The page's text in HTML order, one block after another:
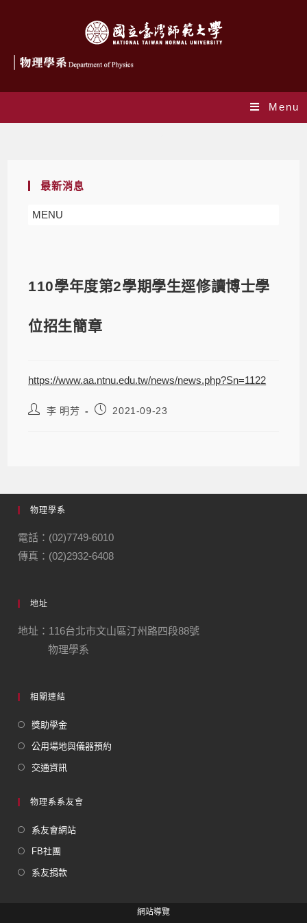
Menu
最新消息
MENU
110學年度第2學期學生逕修讀博士學
位招生簡章
https://www.aa.ntnu.edu.tw/news/news.php?Sn=1122
李 明芳 2021-09-23
物理學系
電話：(02)7749-6010
傳真：(02)2932-6408
地址
地址：116台北市文山區汀州路四段88號
物理學系
相關連結
獎助學金
公用場地與儀器預約
交通資訊
物理系系友會
系友會網站
FB社團
系友捐款
網站導覽